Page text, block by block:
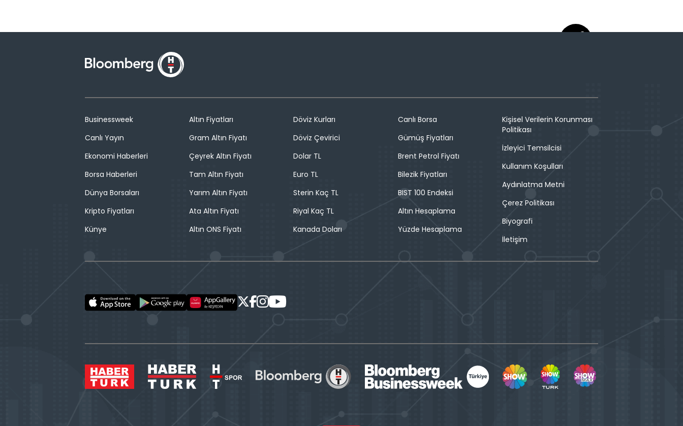
Businessweek
Canlı Yayın
Ekonomi Haberleri
Borsa Haberleri
Dünya Borsaları
Kripto Fiyatları
Künye
Altın Fiyatları
Gram Altın Fiyatı
Çeyrek Altın Fiyatı
Tam Altın Fiyatı
Yarım Altın Fiyatı
Ata Altın Fiyatı
Altın ONS Fiyatı
Döviz Kurları
Döviz Çevirici
Dolar TL
Euro TL
Sterin Kaç TL
Riyal Kaç TL
Kanada Doları
Canlı Borsa
Gümüş Fiyatları
Brent Petrol Fiyatı
Bilezik Fiyatları
BIST 100 Endeksi
Altın Hesaplama
Yüzde Hesaplama
Kişisel Verilerin Korunması
Politikası
İzleyici Temsilcisi
Kullanım Koşulları
Aydınlatma Metni
Çerez Politikası
Biyografi
İletişim